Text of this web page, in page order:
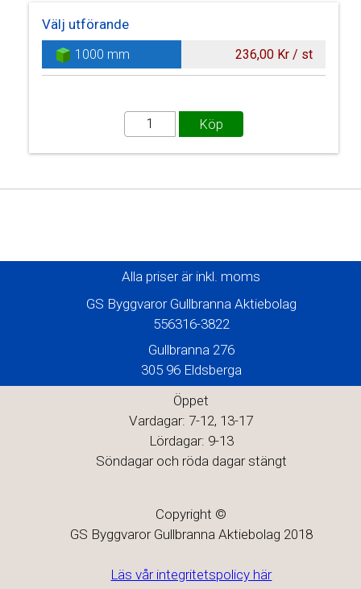
Välj utförande
1000 mm 236,00 Kr / st
Alla priser är inkl. moms
GS Byggvaror Gullbranna Aktiebolag
556316-3822
Gullbranna 276
305 96 Eldsberga
Öppet
Vardagar: 7-12, 13-17
Lördagar: 9-13
Söndagar och röda dagar stängt
Copyright ©
GS Byggvaror Gullbranna Aktiebolag 2018
Läs vår integritetspolicy här